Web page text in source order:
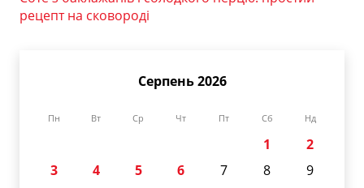
рецепт на сковороді
Серпень 2026
Пн Вт Ср Чт Пт Сб Нд
1
2
3
4 5 6 7 8
9